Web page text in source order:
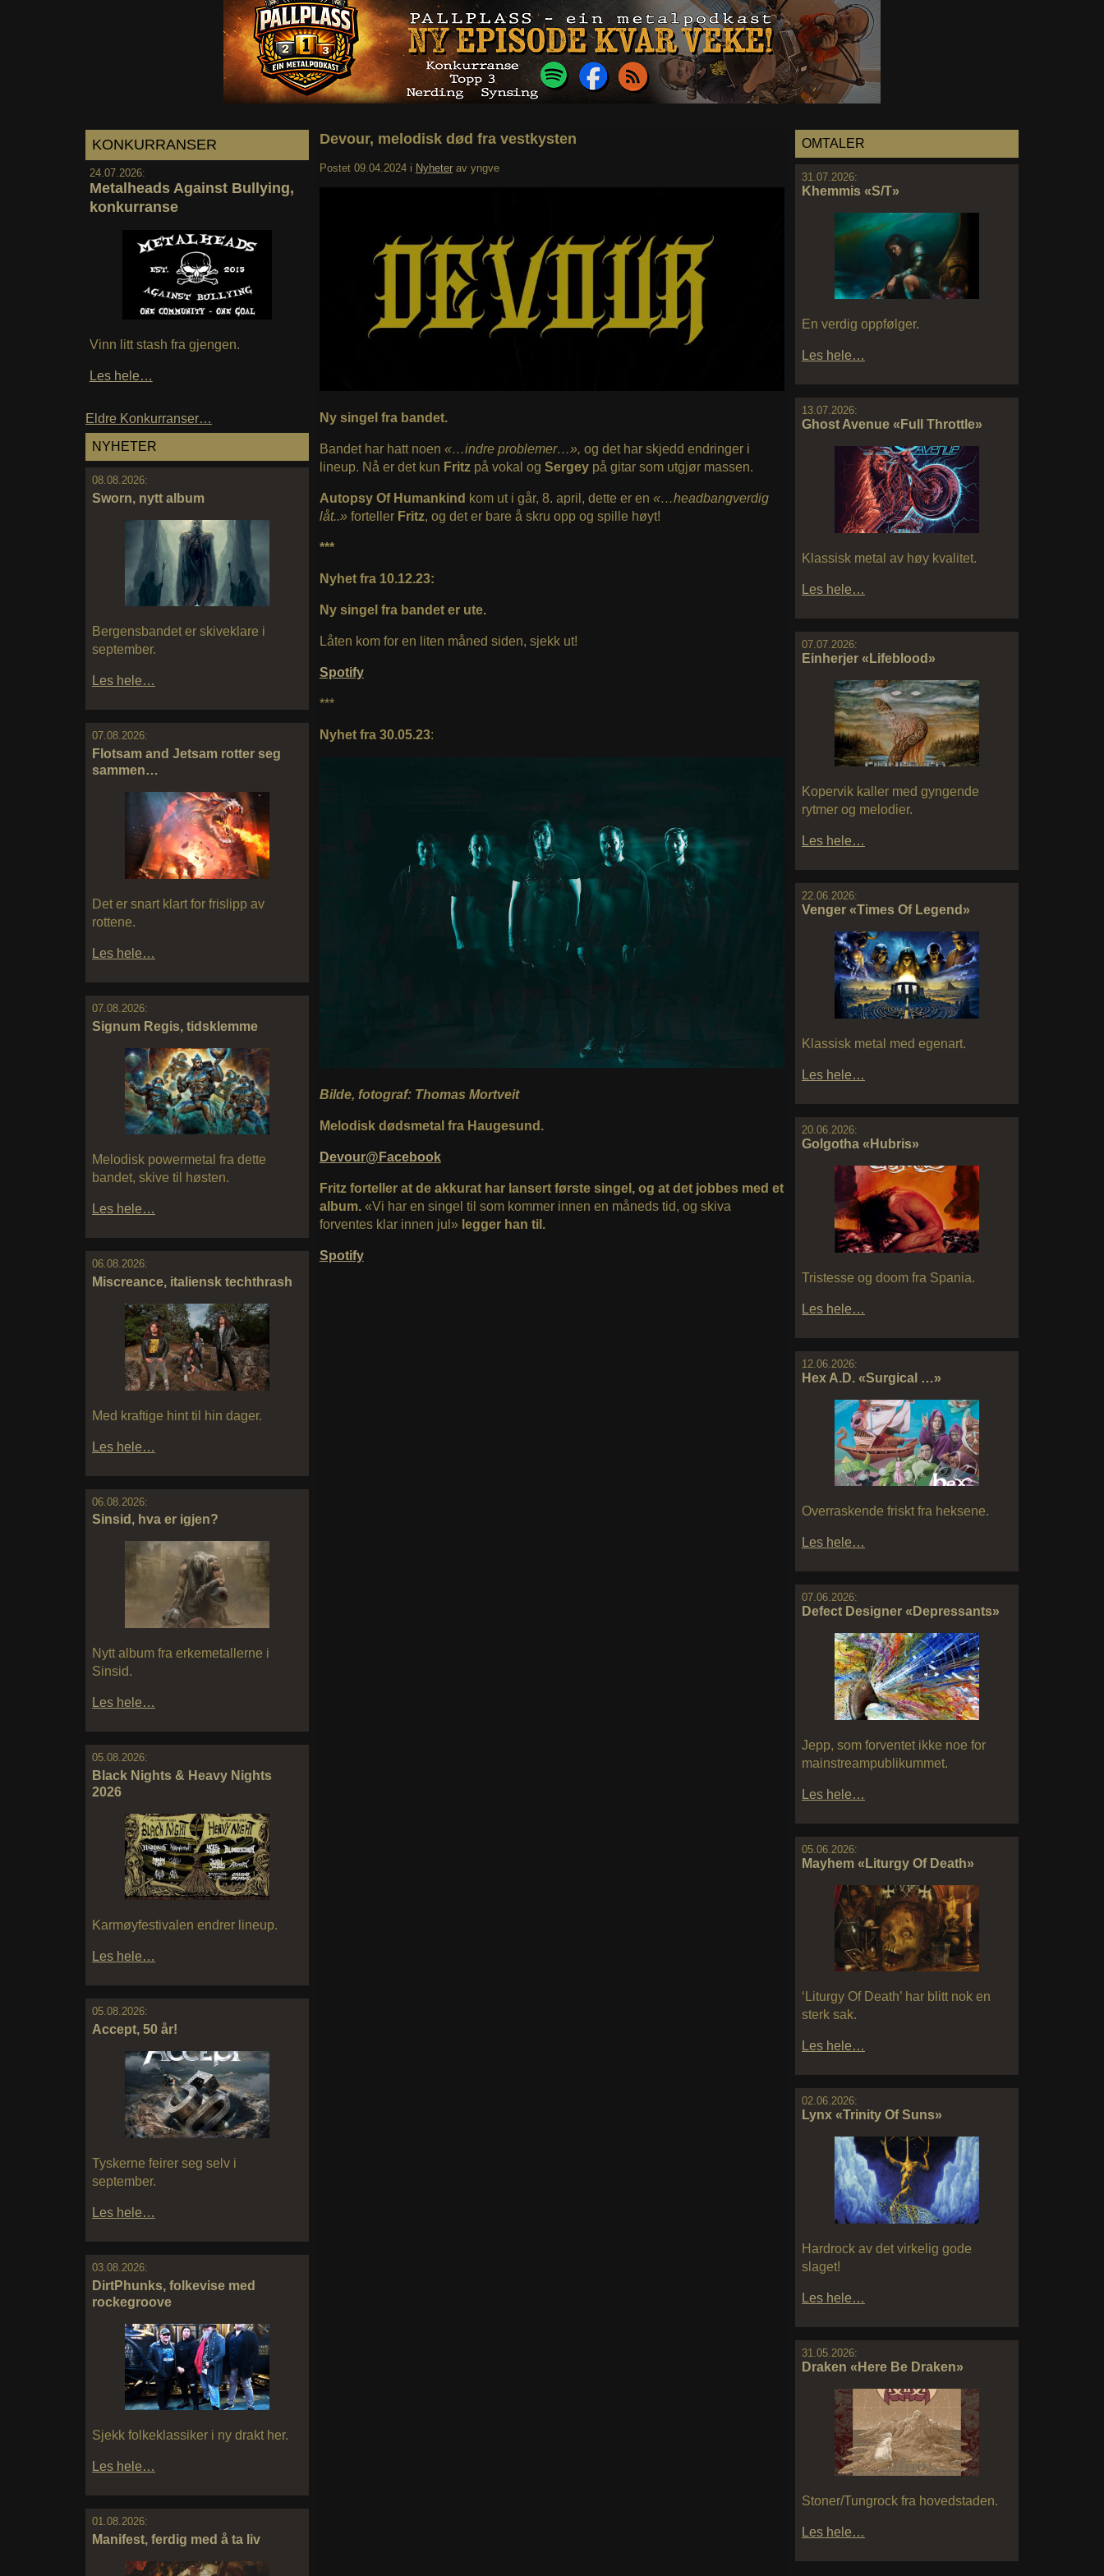
KONKURRANSER
24.07.2026:
Metalheads Against Bullying,
konkurranse
Vinn litt stash fra gjengen.
Les hele…
Eldre Konkurranser…
NYHETER
08.08.2026:
Sworn, nytt album
Bergensbandet er skiveklare i
september.
Les hele…
07.08.2026:
Flotsam and Jetsam rotter seg
sammen…
Det er snart klart for frislipp av
rottene.
Les hele…
07.08.2026:
Signum Regis, tidsklemme
Melodisk powermetal fra dette
bandet, skive til høsten.
Les hele…
06.08.2026:
Miscreance, italiensk techthrash
Med kraftige hint til hin dager.
Les hele…
06.08.2026:
Sinsid, hva er igjen?
Nytt album fra erkemetallerne i
Sinsid.
Les hele…
05.08.2026:
Black Nights & Heavy Nights
2026
Karmøyfestivalen endrer lineup.
Les hele…
05.08.2026:
Accept, 50 år!
Tyskerne feirer seg selv i
september.
Les hele…
03.08.2026:
DirtPhunks, folkevise med
rockegroove
Sjekk folkeklassiker i ny drakt her.
Les hele…
01.08.2026:
Manifest, ferdig med å ta liv
OMTALER
31.07.2026:
Khemmis «S/T»
En verdig oppfølger.
Les hele…
13.07.2026:
Ghost Avenue «Full Throttle»
Klassisk metal av høy kvalitet.
Les hele…
07.07.2026:
Einherjer «Lifeblood»
Kopervik kaller med gyngende
rytmer og melodier.
Les hele…
22.06.2026:
Venger «Times Of Legend»
Klassisk metal med egenart.
Les hele…
20.06.2026:
Golgotha «Hubris»
Tristesse og doom fra Spania.
Les hele…
12.06.2026:
Hex A.D. «Surgical …»
Overraskende friskt fra heksene.
Les hele…
07.06.2026:
Defect Designer «Depressants»
Jepp, som forventet ikke noe for
mainstreampublikummet.
Les hele…
05.06.2026:
Mayhem «Liturgy Of Death»
‘Liturgy Of Death’ har blitt nok en
sterk sak.
Les hele…
02.06.2026:
Lynx «Trinity Of Suns»
Hardrock av det virkelig gode
slaget!
Les hele…
31.05.2026:
Draken «Here Be Draken»
Stoner/Tungrock fra hovedstaden.
Les hele…
Devour, melodisk død fra vestkysten
Postet 09.04.2024 i Nyheter av yngve
Ny singel fra bandet.
Bandet har hatt noen «…indre problemer…», og det har skjedd endringer i
lineup. Nå er det kun Fritz på vokal og Sergey på gitar som utgjør massen.
Autopsy Of Humankind kom ut i går, 8. april, dette er en «…headbangverdig
låt..»forteller Fritz, og det er bare å skru opp og spille høyt!
***
Nyhet fra 10.12.23:
Ny singel fra bandet er ute.
Låten kom for en liten måned siden, sjekk ut!
Spotify
***
Nyhet fra 30.05.23:
Bilde, fotograf: Thomas Mortveit
Melodisk dødsmetal fra Haugesund.
Devour@Facebook
Fritz forteller at de akkurat har lansert første singel, og at det jobbes med et
album.«Vi har en singel til som kommer innen en måneds tid, og skiva
forventes klar innen jul» legger han til.
Spotify